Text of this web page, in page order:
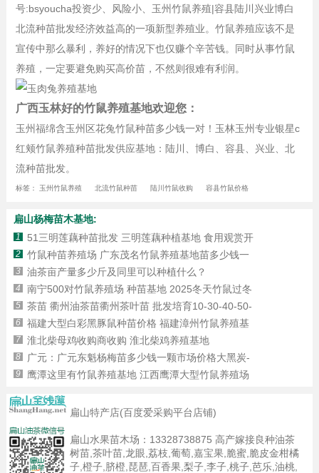
号:bsyoucha投资少、风险小、玉州竹鼠养殖|容县陆川兴业博白
北流种苗批发经济效益高的一项新型养殖业。竹鼠养殖应该不是
宣传中那么暴利，养好的情况下也仅赚个辛苦钱。同时从事竹鼠
养殖，一定要避免购买高价苗，不然则很难有利润。
广西玉林好的竹鼠养殖基地欢迎您：
玉州福绵含玉州区花兔竹鼠种苗多少钱一对！玉林玉州专业银星c
红颊竹鼠养殖种苗批发供应基地：陆川、博白、容县、兴业、北
流种苗批发。
标签： 玉州竹鼠养殖 北流竹鼠种苗 陆川竹鼠收购 容县竹鼠价格
扁山杨梅苗木基地:
1 51三明莲藕种苗批发 三明莲藕种植基地 食用观赏开
2 竹鼠种苗养殖场 广东茂名竹鼠养殖基地苗多少钱一
3 油茶亩产量多少斤及同里可以种植什么？
4 南宁500对竹鼠养殖场 种苗基地 2025冬天竹鼠过冬
5 茶苗 衢州油茶苗衢州茶叶苗 批发培育10-30-40-50-
6 福建大型白彩黑豚鼠种苗价格 福建漳州竹鼠养殖基
7 淮北柴母鸡收购商收购 淮北柴鸡养殖基地
8 广元：广元东魁杨梅苗多少钱一颗市场价格大黑炭-
9 鹰潭这里有竹鼠养殖基地 江西鹰潭大型竹鼠养殖场
扁山特产店(百度爱采购平台店铺)
扁山水果苗木场： 13328738875 高产嫁接良种油茶
树苗,茶叶苗,龙眼,荔枝,葡萄,嘉宝果,脆蜜,脆皮金柑橘
子,橙子,脐橙,琵琶,百香果,梨子,李子,桃子,芭乐,油桃,